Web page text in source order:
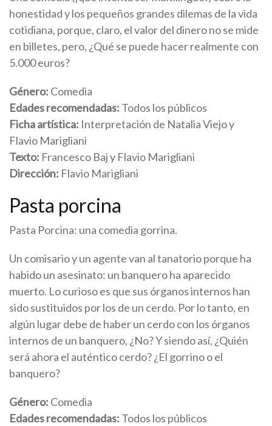
honestidad y los pequeños grandes dilemas de la vida
cotidiana, porque, claro, el valor del dinero no se mide
en billetes, pero, ¿Qué se puede hacer realmente con
5.000 euros?
Género: Comedia
Edades recomendadas: Todos los públicos
Ficha artística: Interpretación de Natalia Viejo y
Flavio Marigliani
Texto: Francesco Baj y Flavio Marigliani
Dirección: Flavio Marigliani
Pasta porcina
Pasta Porcina: una comedia gorrina.
Un comisario y un agente van al tanatorio porque ha
habido un asesinato: un banquero ha aparecido
muerto. Lo curioso es que sus órganos internos han
sido sustituidos por los de un cerdo. Por lo tanto, en
algún lugar debe de haber un cerdo con los órganos
internos de un banquero, ¿No? Y siendo así, ¿Quién
será ahora el auténtico cerdo? ¿El gorrino o el
banquero?
Género: Comedia
Edades recomendadas: Todos los públicos